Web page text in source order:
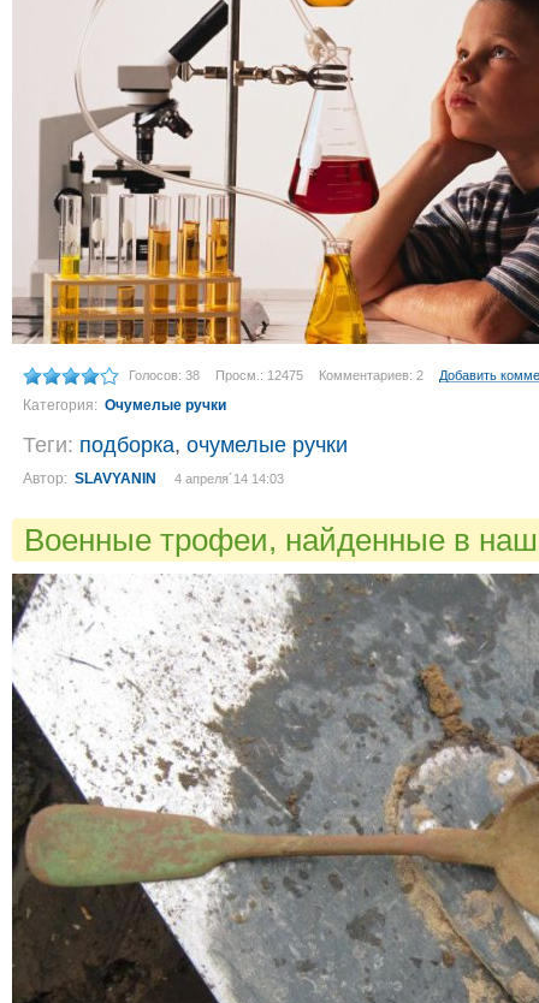
Голосов: 38 Просм.: 12475 Комментариев: 2 Добавить
Категория: Очумелые ручки
Теги: подборка, очумелые ручки
Автор: SLAVYANIN 4 апреля´14 14:03
Военные трофеи, найденные в